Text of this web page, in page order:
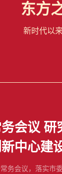
东方
新时代以
会议 研
中心建
务会议，落实市